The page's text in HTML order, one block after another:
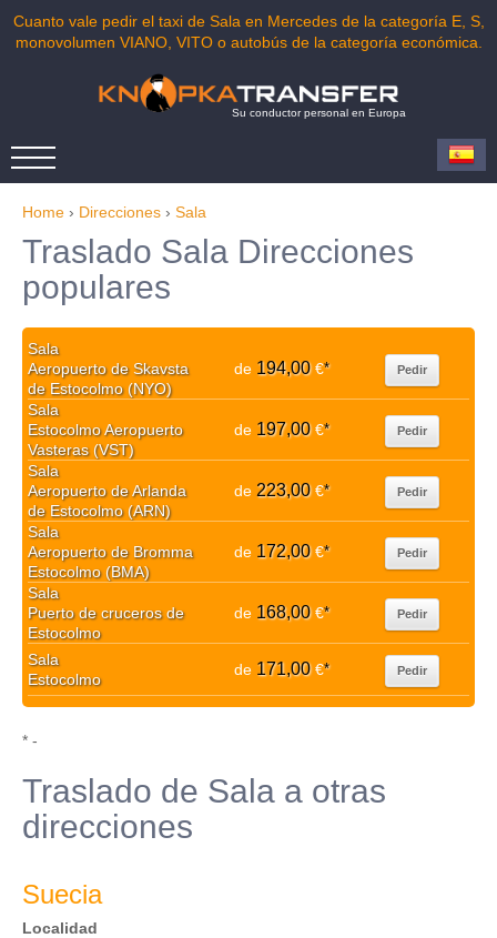
Cuanto vale pedir el taxi de Sala en Mercedes de la categoría E, S,
monovolumen VIANO, VITO o autobús de la categoría económica.
Su conductor personal en Europa
Home › Direcciones › Sala
Traslado Sala Direcciones
populares
Sala
Aeropuerto de Skavsta
de Estocolmo (NYO)
de 194,00€* Pedir
Sala
Estocolmo Aeropuerto
Vasteras (VST)
de 197,00€* Pedir
Sala
Aeropuerto de Arlanda
de Estocolmo (ARN)
de 223,00€* Pedir
Sala
Aeropuerto de Bromma
Estocolmo (BMA)
de 172,00€* Pedir
Sala
Puerto de cruceros de
Estocolmo
de 168,00€* Pedir
Sala
Estocolmo
de 171,00€* Pedir
* -
Traslado de Sala a otras
direcciones
Suecia
Localidad